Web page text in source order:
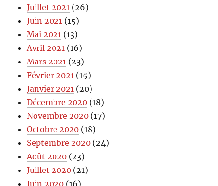
Juillet 2021 (26)
Juin 2021 (15)
Mai 2021 (13)
Avril 2021 (16)
Mars 2021 (23)
Février 2021 (15)
Janvier 2021 (20)
Décembre 2020 (18)
Novembre 2020 (17)
Octobre 2020 (18)
Septembre 2020 (24)
Août 2020 (23)
Juillet 2020 (21)
Juin 2020 (16)